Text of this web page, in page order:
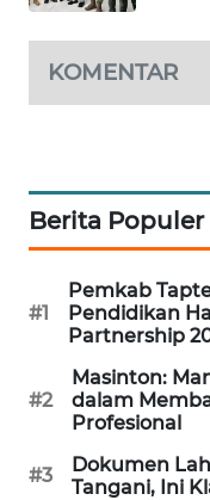
KOMENTAR
Berita Populer
#1
Pemkab
Pendidikan
Partnership
#2
Masinton:
dalam
Profesional
#3
Dokumen
Tangani, Ini
METRO
SIANTAR
NEWS
METRO
NEWS
NEWS
NEWS